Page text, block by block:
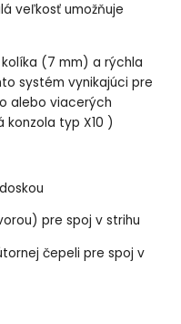
veľkosť umožňuje
(7 mm) a rýchla
systém vynikajúci pre
alebo viacerých
typ X10 )
pre spoj v strihu
čepeli pre spoj v